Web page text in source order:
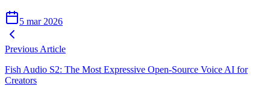
5 mar 2026
Previous Article
Fish Audio S2: The Most Expressive Open-Source Voice AI for
Creators